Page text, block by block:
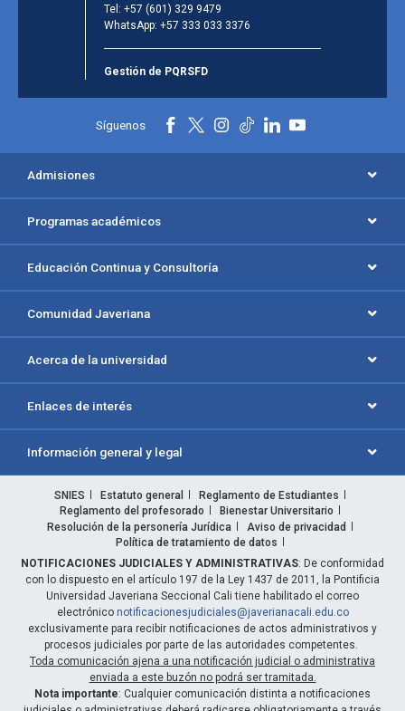
Tel: +57 (601) 329 9479
WhatsApp: +57 333 033 3376
Gestión de PQRSFD
Síguenos
Admisiones
Programas académicos
Educación Continua y Consultoría
Comunidad Javeriana
Acerca de la universidad
Enlaces de interés
Información general y legal
SNIES Estatuto general
Reglamento de Estudiantes
Reglamento del profesorado
Bienestar Universitario
Resolución de la personería Jurídica
Aviso de privacidad
Política de tratamiento de datos
NOTIFICACIONES JUDICIALES Y ADMINISTRATIVAS: De conformidad
con lo dispuesto en el artículo 197 de la Ley 1437 de 2011, la Pontificia
Universidad Javeriana Seccional Cali tiene habilitado el correo
electrónico notificacionesjudiciales@javerianacali.edu.co
exclusivamente para recibir notificaciones de actos administrativos y
procesos judiciales por parte de las autoridades competentes.
Toda comunicación ajena a una notificación judicial o administrativa
enviada a este buzón no podrá ser tramitada.
Nota importante: Cualquier comunicación distinta a notificaciones